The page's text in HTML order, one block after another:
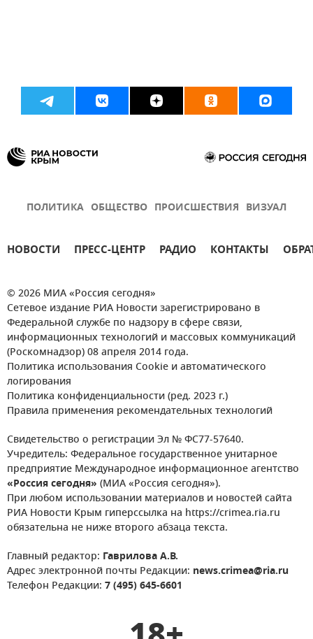
ПОЛИТИКА ОБЩЕСТВО ПРОИСШЕСТВИЯ ВИЗУАЛ
НОВОСТИ ПРЕСС-ЦЕНТР РАДИО КОНТАКТЫ
© 2026 МИА «Россия сегодня»
Сетевое издание РИА Новости зарегистрировано в
Федеральной службе по надзору в сфере связи,
информационных технологий и массовых коммуникаций
(Роскомнадзор) 08 апреля 2014 года.
Политика использования Cookie и автоматического
логирования
Политика конфиденциальности (ред. 2023 г.)
Правила применения рекомендательных технологий
Свидетельство о регистрации Эл № ФС77-57640.
Учредитель: Федеральное государственное унитарное
предприятие Международное информационное агентство
«Россия сегодня» (МИА «Россия сегодня»).
При любом использовании материалов и новостей сайта
РИА Новости Крым гиперссылка на https://crimea.ria.ru
обязательна не ниже второго абзаца текста.
Главный редактор: Гаврилова А.В.
Адрес электронной почты Редакции: news.crimea@ria.ru
Телефон Редакции: 7 (495) 645-6601